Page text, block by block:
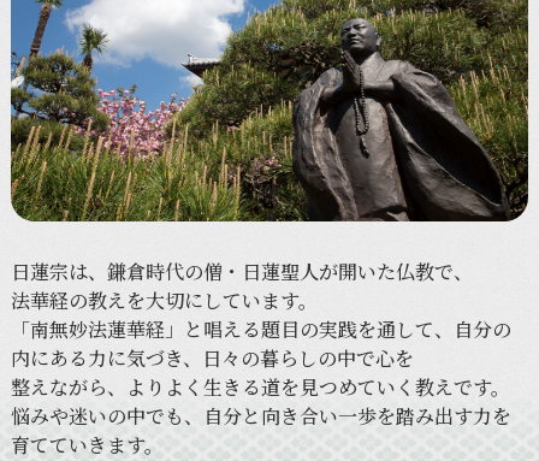
日蓮宗は、 鎌倉時代の僧・日蓮聖人が開いた仏教で、
法華経の教えを大切にしています。
「南無妙法蓮華経」と唱える題目の実践を通して、
自分の
内にある力に気づき、 日々の暮らしの中で心を
整えながら、
より よく 生きる道を見つめていく 教えです。
悩みや迷いの中でも、 自分と向き合い一歩を踏み出す力を
育てていきます。